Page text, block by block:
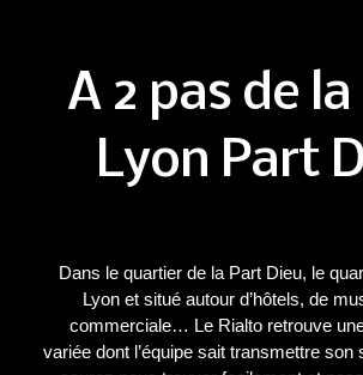
A 2 pas de
Lyon Part
Dans le quartier de la Part Dieu, le
Lyon et situé autour d’hôtels, de
commerciale… Le Rialto retrouve
variée dont l’équipe sait transmettre son